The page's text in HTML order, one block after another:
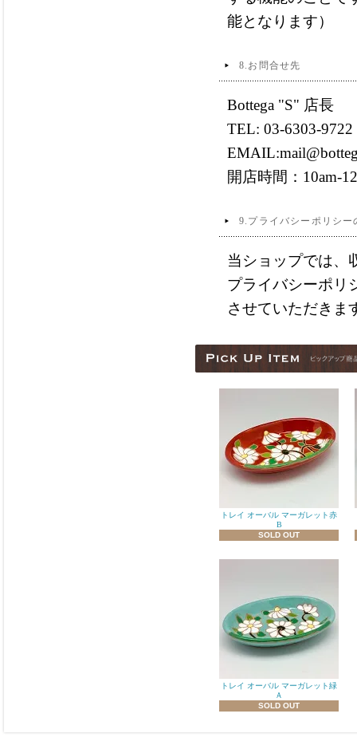
能となります）
8.お問合せ先
Bottega "S" 店長
TEL: 03-6303-9722
開店時間：10am-
9.プライバシーポリシー
当ショップでは、
プライバシーポリ
させていただきま
トレイ オーバル マーガレット赤
B
SOLD OUT
トレイ オーバル マーガレット緑
Ａ
SOLD OUT